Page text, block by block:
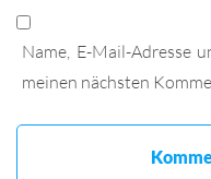
Name, E-Mail-Adresse
meinen nächsten